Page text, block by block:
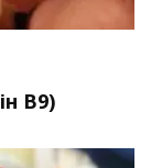
В9)